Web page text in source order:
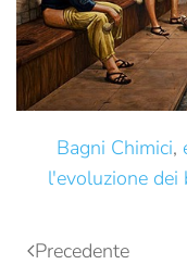
Bagni Chimici,
l'evoluzione dei
Precedente